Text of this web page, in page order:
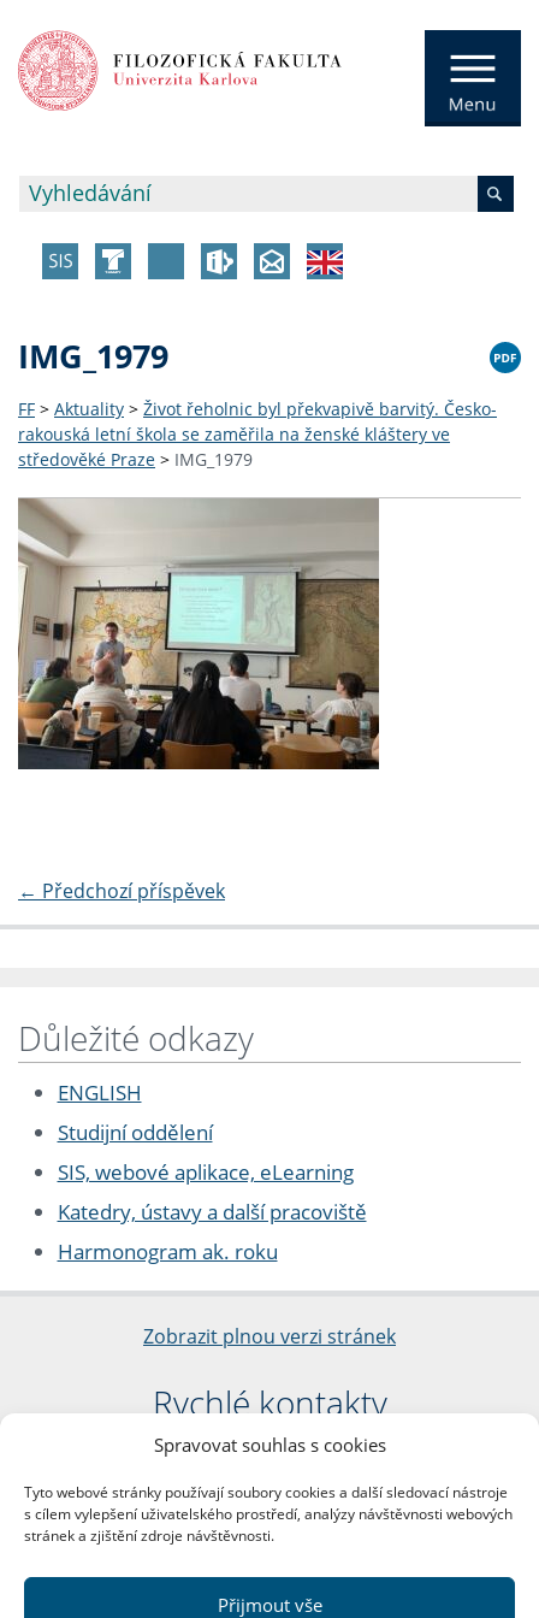
Spravovat souhlas s cookies
Tyto webové stránky používají soubory cookies a další sledovací nástroje
s cílem vylepšení uživatelského prostředí, analýzy návštěvnosti webových
stránek a zjištění zdroje návštěvnosti.
Přijmout vše
IMG_1979
FF > Aktuality > Život řeholnic byl překvapivě barvitý. Česko-
rakouská letní škola se zaměřila na ženské kláštery ve
středověké Praze > IMG_1979
← Předchozí příspěvek
Důležité odkazy
ENGLISH
Studijní oddělení
SIS, webové aplikace, eLearning
Katedry, ústavy a další pracoviště
Harmonogram ak. roku
Zobrazit plnou verzi stránek
Rychlé kontakty
Filozofická fakulta
nám. Jana Palacha 1/2
116 38 Praha 1
DIČ: CZ00216208